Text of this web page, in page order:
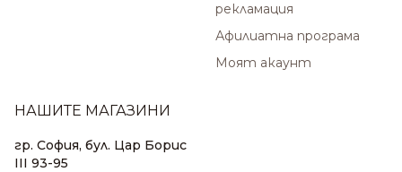
рекламация
Афилиатна програма
Моят акаунт
НАШИТЕ МАГАЗИНИ
гр. София, бул. Цар Борис
III 93-95